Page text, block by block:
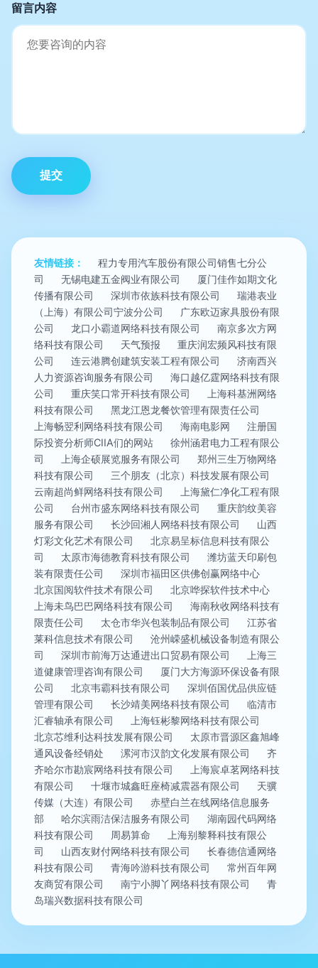
留言内容
友情链接：
程力专用汽车股份有限公司销售七分公
司
无锡电建五金阀业有限公司
厦门佳作如期文化
传播有限公司
深圳市依族科技有限公司
瑞港表业
（上海）有限公司宁波分公司
广东欧迈家具股份有限
公司
龙口小霸道网络科技有限公司
南京多次方网
络科技有限公司
天气预报
重庆润宏频风科技有限
公司
连云港腾创建筑安装工程有限公司
济南西兴
人力资源咨询服务有限公司
海口越亿霆网络科技有限
公司
重庆笑口常开科技有限公司
上海科基洲网络
科技有限公司
黑龙江恩龙餐饮管理有限责任公司
上海畅翌利网络科技有限公司
海南电影网
注册国
际投资分析师CIIA们的网站
徐州涵君电力工程有限公
司
上海企硕展览服务有限公司
郑州三生万物网络
科技有限公司
三个朋友（北京）科技发展有限公司
云南超尚鲜网络科技有限公司
上海黛仁净化工程有限
公司
台州市盛东网络科技有限公司
重庆韵纹美容
服务有限公司
长沙回湘人网络科技有限公司
山西
灯彩文化艺术有限公司
北京易呈标信息科技有限公
司
太原市海德教育科技有限公司
潍坊蓝天印刷包
装有限责任公司
深圳市福田区供佛创赢网络中心
北京国阅软件技术有限公司
北京哗探软件技术中心
上海未鸟巴巴网络科技有限公司
海南秋收网络科技有
限责任公司
太仓市华兴包装制品有限公司
江苏省
莱科信息技术有限公司
沧州嵘盛机械设备制造有限公
司
深圳市前海万达通进出口贸易有限公司
上海三
道健康管理咨询有限公司
厦门大方海源环保设备有限
公司
北京韦霸科技有限公司
深圳佰国优品供应链
管理有限公司
长沙靖美网络科技有限公司
临清市
汇睿轴承有限公司
上海钰彬黎网络科技有限公司
北京芯维利达科技发展有限公司
太原市晋源区鑫旭峰
通风设备经销处
漯河市汉韵文化发展有限公司
齐
齐哈尔市勘宸网络科技有限公司
上海宸卓茗网络科技
有限公司
十堰市城鑫旺座椅减震器有限公司
天骥
传媒（大连）有限公司
赤壁白兰在线网络信息服务
部
哈尔滨雨洁保洁服务有限公司
湖南园代码网络
科技有限公司
周易算命
上海别黎释科技有限公
司
山西友财付网络科技有限公司
长春德信通网络
科技有限公司
青海吟游科技有限公司
常州百年网
友商贸有限公司
南宁小脚丫网络科技有限公司
青
岛瑞兴数据科技有限公司